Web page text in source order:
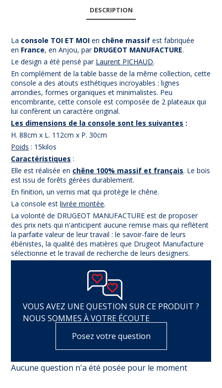
DESCRIPTION
La console TOI ET MOI en chêne massif est fabriquée
en France, en Anjou, par DRUGEOT MANUFACTURE.
Le design a été pensé par Laurent PICHAUD.
En complément de la table basse de la même collection, cette
console a des atouts esthétiques incroyables : lignes
arrondies, formes organiques et minimalistes. Peu
encombrante, cette console est composée de 2 plateaux qui
lui confèrent un caractère original.
Les dimensions de la console sont les suivantes :
H. 88cm x L. 112cm x P. 30cm
Poids : 15kilos
Caractéristiques :
Elle est réalisée en chêne 100% massif et français. Le bois
est issu de forêts gérées durablement.
En finition, un vernis mat qui protège le chêne.
La console estlivrée montée.
La volonté de DRUGEOT MANUFACTURE est de proposer
des prix nets qui n'anticipent aucune remise mais qui reflètent
la parfaite valeur de leur travail : le savoir-faire de leurs
ébénistes, la qualité des matières que Drugeot Manufacture
sélectionne et le travail de recherche de leurs designers.
VOUS AVEZ UNE QUESTION SUR CE PRODUIT ?
NOUS SOMMES À VOTRE ÉCOUTE
Posez votre question
Aucune question n'a été posée pour le moment